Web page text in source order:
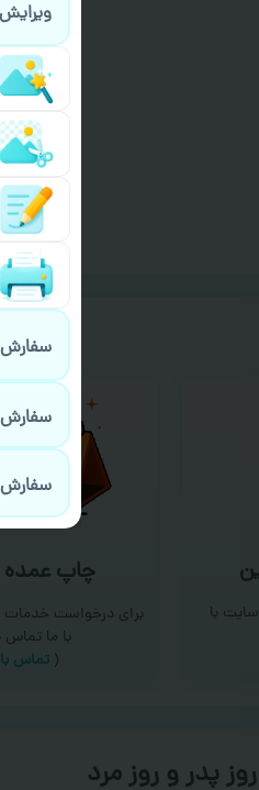
با
چاپ عمده
برای درخواست
با ما تماس
( تماس
روز پدر و روز مرد